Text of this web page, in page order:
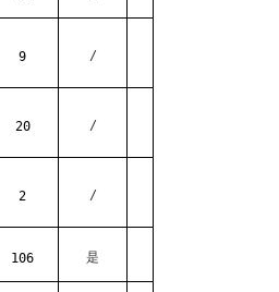
9 /
20 /
2 /
106 是